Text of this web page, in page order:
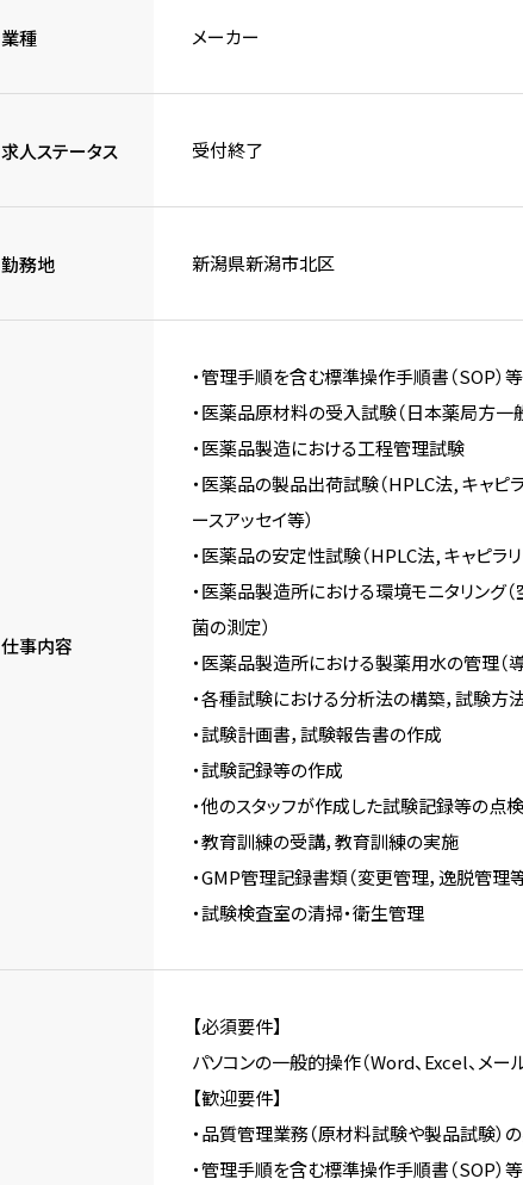
業種 メーカー
求人ステータス 受付終了
勤務地 新潟県新潟市北区
仕事内容
・管理手順を含む標準操作手順書（SOP）
・医薬品原材料の受入試験（日本薬局方一
・医薬品製造における工程管理試験
・医薬品の製品出荷試験（HPLC法, キャピ
ースアッセイ等）
・医薬品の安定性試験（HPLC法, キャピラ
・医薬品製造所における環境モニタリング
菌の測定）
・医薬品製造所における製薬用水の管理（
・各種試験における分析法の構築，試験方
・試験計画書，試験報告書の作成
・試験記録等の作成
・他のスタッフが作成した試験記録等の点検
・教育訓練の受講，教育訓練の実施
・GMP管理記録書類（変更管理，逸脱管理
・試験検査室の清掃・衛生管理
【必須要件】
パソコンの一般的操作（Word、Excel、メー
【歓迎要件】
・品質管理業務（原材料試験や製品試験）
・管理手順を含む標準操作手順書（SOP）